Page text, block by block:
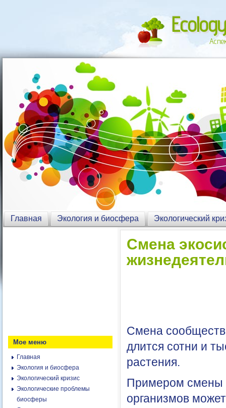
Главная Экология и биосфера Экологический
Мое меню
Главная
Экология и биосфера
Экологический кризис
Экологические проблемы
биосферы
Смена
Смена сообществ
длится сотни и
растения.
Примером смены
организмов